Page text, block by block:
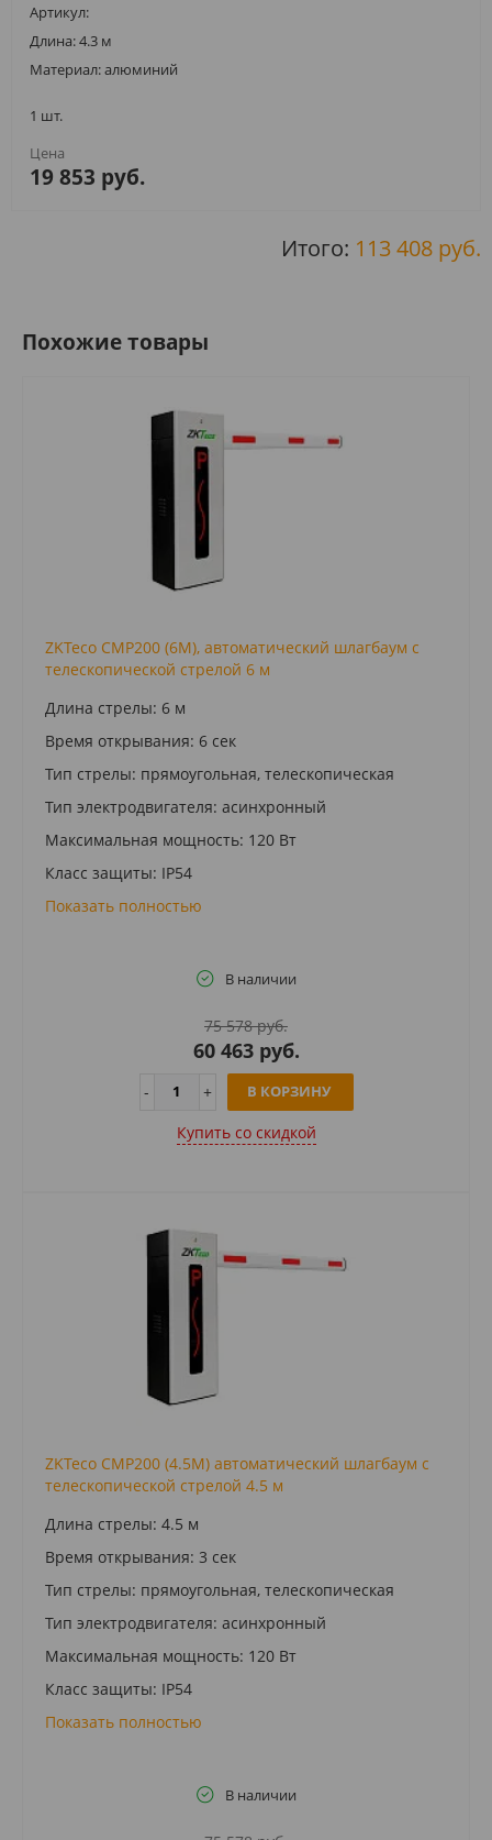
Артикул:
Длина: 4.3 м
Материал: алюминий
1 шт.
19 853 руб.
Итого: 113 408 руб.
Похожие товары
ZKTeco CMP200 (6M), автоматический шлагбаум с
телескопической стрелой 6 м
Длина стрелы: 6 м
Время открывания: 6 сек
Тип стрелы: прямоугольная, телескопическая
Тип электродвигателя: асинхронный
Максимальная мощность: 120 Вт
Класс защиты: IP54
Показать полностью
В наличии
75 578 руб.
60 463 руб.
В КОРЗИНУ
Купить cо скидкой
ZKTeco CMP200 (4.5M) автоматический шлагбаум с
телескопической стрелой 4.5 м
Длина стрелы: 4.5 м
Время открывания: 3 сек
Тип стрелы: прямоугольная, телескопическая
Тип электродвигателя: асинхронный
Максимальная мощность: 120 Вт
Класс защиты: IP54
Показать полностью
В наличии